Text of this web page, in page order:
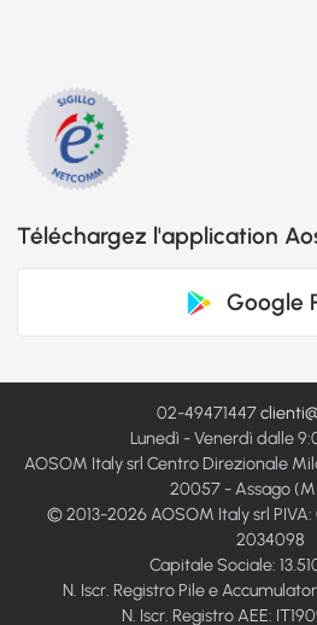
Téléchargez l'application
Google
02-49471447
Lunedì - Venerdì dalle
AOSOM Italy srl Centro Direzionale
20057 - Assago
© 2013-2026 AOSOM Italy srl
2034098
Capitale Sociale:
N. Iscr. Registro Pile e
N. Iscr. Registro AEE: